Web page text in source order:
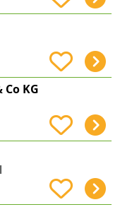
Co KG